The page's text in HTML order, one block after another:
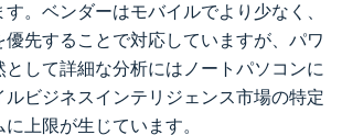
。ベンダーはモバイルでより少なく、
優先することで対応していますが、パワ
として詳細な分析にはノートパソコンに
ルビジネスインテリジェンス市場の特定
上限が生じています。